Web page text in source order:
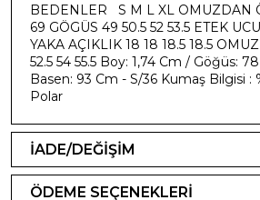
BEDENLER S M L XL OMUZDAN
69 GÖGÜS 49 50.5 52 53.5 ETEK UCU
YAKA AÇIKLIK 18 18 18.5 18.5
52.5 54 55.5 Boy: 1,74 Cm / Göğüs:
Basen: 93 Cm - S/36 Kumaş Bilgisi :
Polar
İADE/DEĞİŞİM
ÖDEME SEÇENEKLERİ